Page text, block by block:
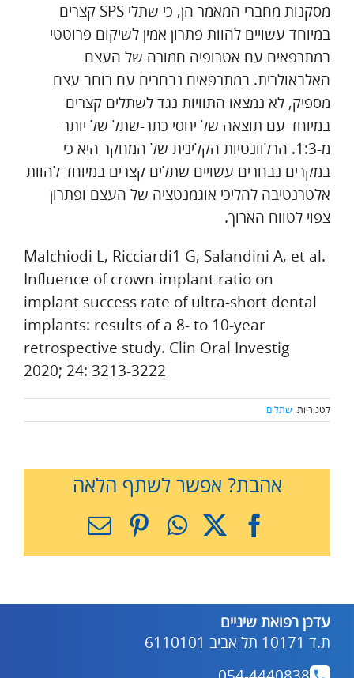
מסקנות מחברי המאמר הן, כי שתלי SPS קצרים
במיוחד עשויים להוות פתרון אמין לשיקום פרוטטי
במתרפאים עם אטרופיה חמורה של העצם
האלבאולרית. במתרפאים נבחרים עם רוחב עצם
מספיק, לא נמצאו התוויות נגד לשתלים קצרים
במיוחד עם תוצאה של יחסי כתר-שתל של יותר
מ-1:3. הרלוונטיות הקלינית של המחקר היא כי
במקרים נבחרים עשויים שתלים קצרים במיוחד להוות
אלטרנטיבה להליכי אוגמנטציה של העצם ופתרון
צפוי לטווח הארוך.
Malchiodi L, Ricciardi1 G, Salandini A, et al.
Influence of crown-implant ratio on
implant success rate of ultra-short dental
implants: results of a 8- to 10-year
retrospective study. Clin Oral Investig
2020; 24: 3213-3222
קטגוריות: שתלים
אהבת? אפשר לשתף הלאה
Facebook
X
WhatsApp
Pinterest
כתובת
עדכן רפואת שיניים
ת.ד 10171 תל אביב 6110101